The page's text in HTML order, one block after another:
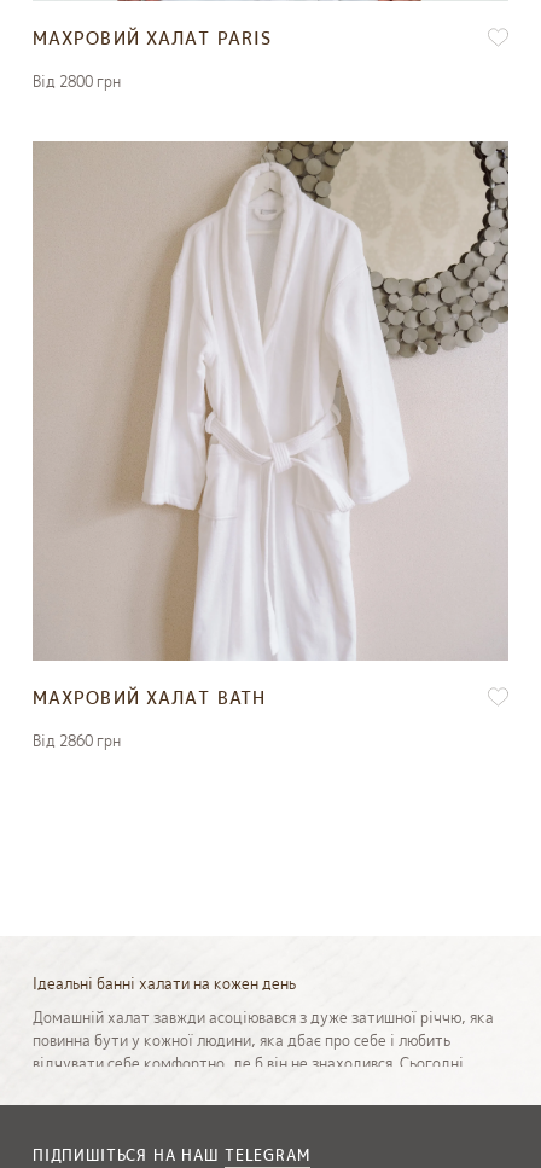
МАХРОВИЙ ХАЛАТ PARIS
Вiд 2800 грн
МАХРОВИЙ ХАЛАТ BATH
Вiд 2860 грн
Ідеальні банні халати на кожен день
Домашній халат завжди асоціювався з дуже затишної річчю, яка
повинна бути у кожної людини, яка дбає про себе і любить
відчувати себе комфортно, де б він не знаходився. Сьогодні
кожен може знайти для себе свій ідеальний варіант. Але як
готелях купити і шукають для себе підходящі варіанти в
ПІДПИШІТЬСЯ НА НАШ TELEGRAM